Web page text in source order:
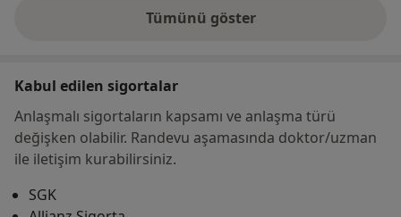
Tümünü göster
adres hakkında
Kabul edilen sigortalar
Anlaşmalı sigortaların kapsamı ve anlaşma türü
değişken olabilir. Randevu aşamasında doktor/uzman
ile iletişim kurabilirsiniz.
SGK